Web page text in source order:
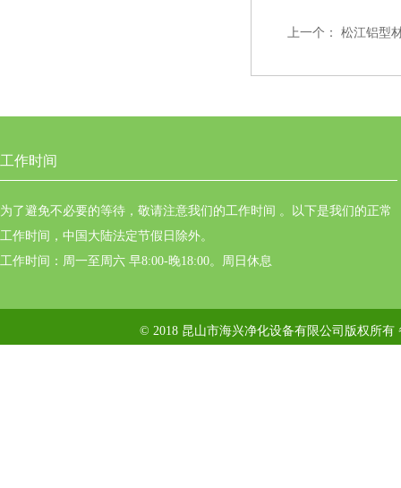
上一个： 松江铝型
工作时间
为了避免不必要的等待，敬请注意我们的工作时间 。以下是我们的正常
工作时间，中国大陆法定节假日除外。
工作时间：周一至周六 早8:00-晚18:00。周日休息
© 2018 昆山市海兴净化设备有限公司版权所有